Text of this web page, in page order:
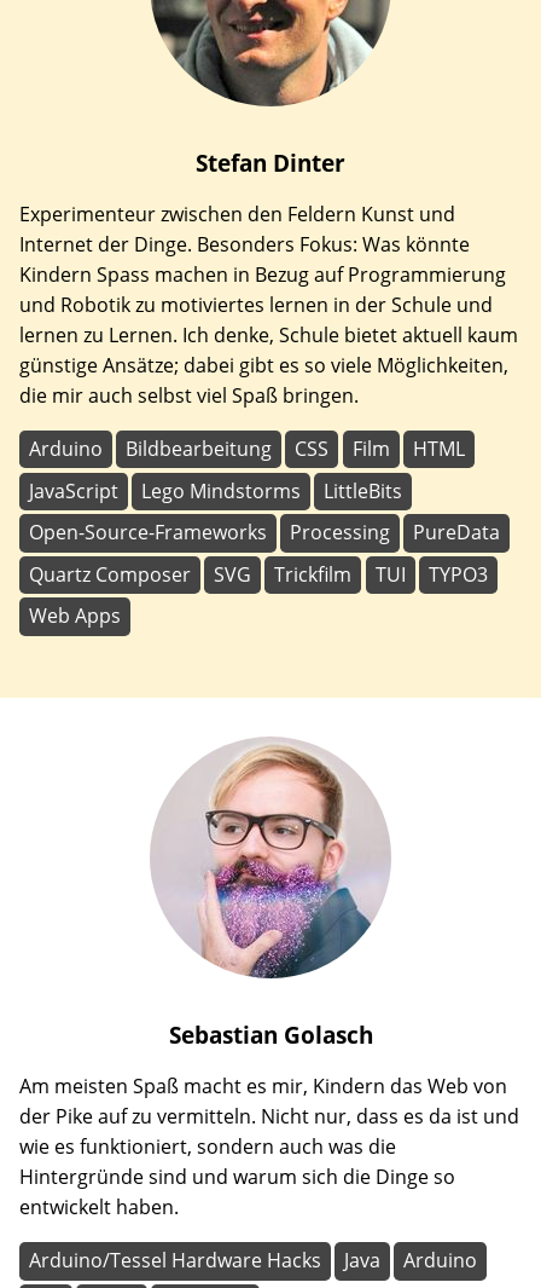
Stefan Dinter
Experimenteur zwischen den Feldern Kunst und
Internet der Dinge. Besonders Fokus: Was könnte
Kindern Spass machen in Bezug auf Programmierung
und Robotik zu motiviertes lernen in der Schule und
lernen zu Lernen. Ich denke, Schule bietet aktuell kaum
günstige Ansätze; dabei gibt es so viele Möglichkeiten,
die mir auch selbst viel Spaß bringen.
Arduino Bildbearbeitung CSS Film
HTML
JavaScript
Lego Mindstorms
LittleBits
Open-Source-Frameworks
Processing
PureData
Quartz Composer
SVG Trickfilm TUI
TYPO3
Web Apps
Sebastian Golasch
Am meisten Spaß macht es mir, Kindern das Web von
der Pike auf zu vermitteln. Nicht nur, dass es da ist und
wie es funktioniert, sondern auch was die
Hintergründe sind und warum sich die Dinge so
entwickelt haben.
Arduino/Tessel Hardware Hacks Java Arduino